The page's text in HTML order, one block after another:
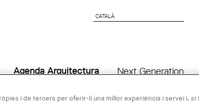
CATALÀ
CATALÀ
Agenda Arquitectura Next Generation
i de tercers per oferir-li una millor experiència i servei i, si